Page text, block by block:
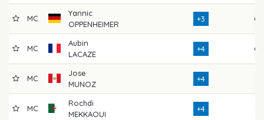
MC
Yannic
OPPENHEIMER
+3 69
MC
Aubin
LACAZE
+4 69
MC
Jose
MUNOZ
+4
MC
Rochdi
MEKKAOUI
+4 73